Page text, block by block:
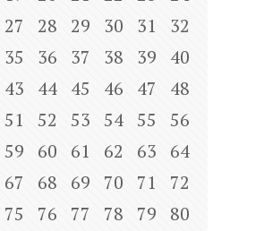
27 28 29 30 31
32
35 36 37 38 39
40
43 44 45 46 47
48
51 52 53 54 55
56
59 60 61 62 63
64
67 68 69 70 71
72
75 76 77 78 79
80